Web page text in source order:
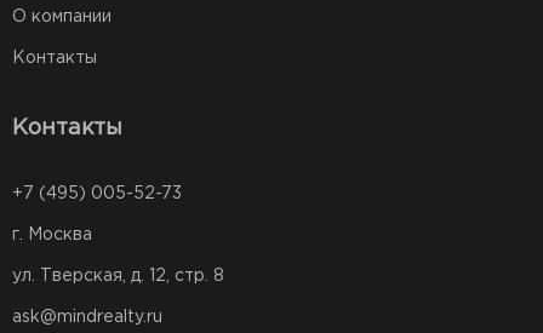
О компании
Контакты
Контакты
+7 (495) 005-52-73
г. Москва
ул. Тверская, д. 12, стр. 8
ask@mindrealty.ru